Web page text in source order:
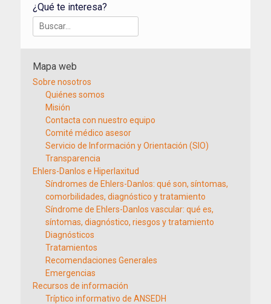
¿Qué te interesa?
Buscar:
Mapa web
Sobre nosotros
Quiénes somos
Misión
Contacta con nuestro equipo
Comité médico asesor
Servicio de Información y Orientación (SIO)
Transparencia
Ehlers-Danlos e Hiperlaxitud
Síndromes de Ehlers-Danlos: qué son, síntomas,
comorbilidades, diagnóstico y tratamiento
Síndrome de Ehlers-Danlos vascular: qué es,
síntomas, diagnóstico, riesgos y tratamiento
Diagnósticos
Tratamientos
Recomendaciones Generales
Emergencias
Recursos de información
Tríptico informativo de ANSEDH